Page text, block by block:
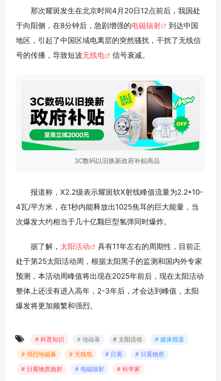
那次耀斑发生在北京时间4月20日12点前后，我国处
于向阳侧，在8分钟后，急剧增强的电磁辐射
到达中国
地区，引起了中国区域电离层的突然骚扰，干扰了无线信
号的传播，导致短波无线电 信号衰减。
3C数码以旧换新政府补贴商品
报道称，X2.2级表示耀斑软X射线峰值流量为2.2*10-
4瓦/平方米，在1秒内能释放出1025焦耳的巨大能量，当
次爆发大约相当于几十亿颗巨型氢弹同时爆炸。
据了解， 太阳活动
具有11年左右的周期性，目前正
处于第25太阳活动周，根据太阳黑子的监测和国内外专家
预测，本活动周峰值将出现在2025年前后，现在太阳活动
整体上还没有进入高年，2-3年后，才会达到峰值，太阳
爆发将更加频繁和强烈。
# 科普知识 # 地磁暴 # 太阳活动
# 媒体报道
# 强烈地磁暴
# 无线电 # 日冕
# 日冕物质
# 日冕物质抛射
# 电磁辐射 # 科学家